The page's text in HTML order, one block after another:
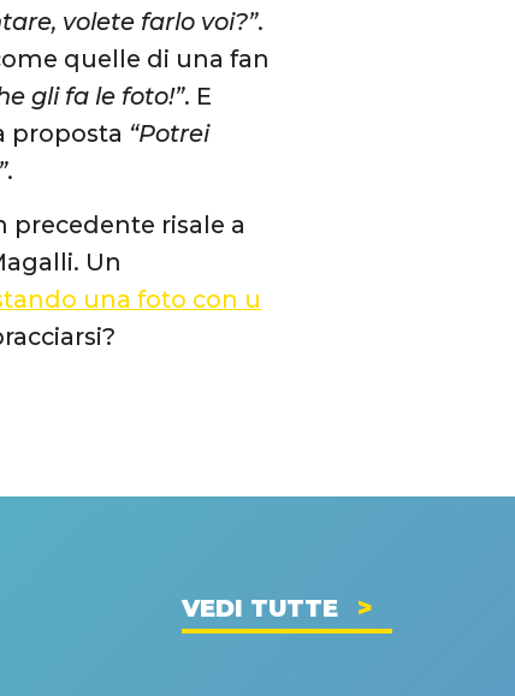
volete farlo voi?”.
quelle di una fan
gli fa le foto!”. E
proposta “Potrei
.
precedente risale a
Un
una foto con u
VEDI TUTTE